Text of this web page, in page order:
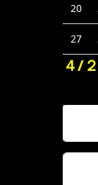
20
27
４/